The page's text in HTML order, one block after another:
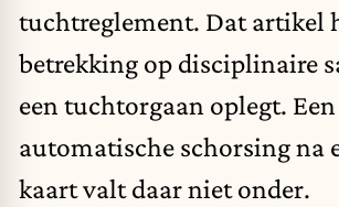
tuchtreglement. Dat artikel
betrekking op disciplinaire
een tuchtorgaan oplegt. Een
automatische schorsing na
kaart valt daar niet onder.